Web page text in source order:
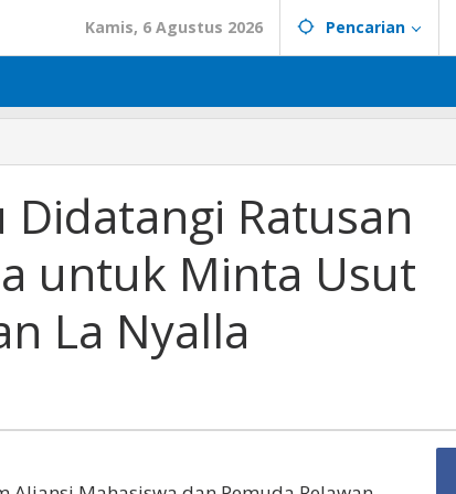
Kamis, 6 Agustus 2026 Pencarian
Didatangi Ratusan
untuk Minta Usut
La Nyalla